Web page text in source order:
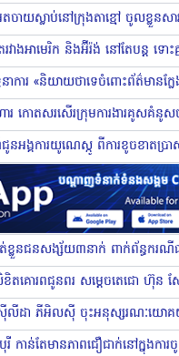
រវាងអាមេរិក និងអ៊ីរ៉ង់ នៅតែបន្ត ទោ
ត់ខ្លួនជនសង្ស័យ៣នាក់ ពាក់ព័ន្ធករ
តគោរពជូនពរ សម្ដេចតេជោ ហ៊ុន ស